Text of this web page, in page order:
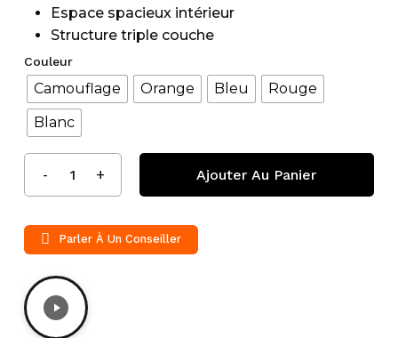
Espace spacieux intérieur
Structure triple couche
Couleur
Camouflage Orange Bleu
Rouge
Blanc
Ajouter Au Panier
Parler À Un Conseiller